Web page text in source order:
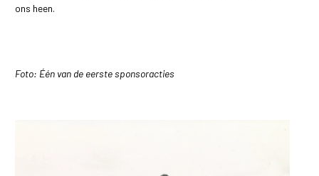
ons heen.
Foto: Één van de eerste sponsoracties